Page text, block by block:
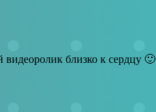
близко к сердцу 🙂